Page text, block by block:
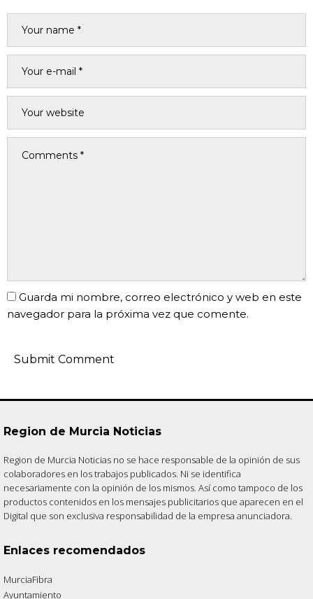
Guarda mi nombre, correo electrónico y web en este
navegador para la próxima vez que comente.
Region de Murcia Noticias
Region de Murcia Noticias no se hace responsable de la opinión de sus
colaboradores en los trabajos publicados. Ni se identifica
necesariamente con la opinión de los mismos. Así como tampoco de los
productos contenidos en los mensajes publicitarios que aparecen en el
Digital que son exclusiva responsabilidad de la empresa anunciadora.
Enlaces recomendados
MurciaFibra
Ayuntamiento